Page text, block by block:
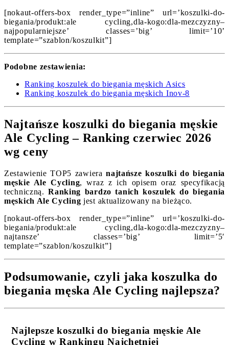
[nokaut-offers-box render_type=”inline” url=’koszulki-do-
biegania/produkt:ale cycling,dla-kogo:dla-mezczyzny–
najpopularniejsze’ classes=’big’ limit=’10’
template=”szablon/koszulkit”]
Podobne zestawienia:
Ranking koszulek do biegania męskich Asics
Ranking koszulek do biegania męskich Inov-8
Najtańsze koszulki do biegania męskie
Ale Cycling – Ranking czerwiec 2026
wg ceny
Zestawienie TOP5 zawieranajtańsze koszulki do biegania
męskie Ale Cycling, wraz z ich opisem oraz specyfikacją
techniczną.Ranking bardzo tanich koszulek do biegania
męskich Ale Cycling jest aktualizowany na bieżąco.
[nokaut-offers-box render_type=”inline” url=’koszulki-do-
biegania/produkt:ale cycling,dla-kogo:dla-mezczyzny–
najtansze’ classes=’big’ limit=’5′
template=”szablon/koszulkit”]
Podsumowanie, czyli jaka koszulka do
biegania męska Ale Cycling najlepsza?
Najlepsze koszulki do biegania męskie Ale
Cycling w Rankingu Najchętniej